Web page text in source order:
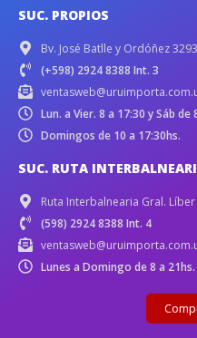
SUC. PROPIOS
Bv. José Batlle y Ordóñez
(+598) 2924 8388 Int. 3
Lun. a Vier. 8 a 17:30 y Sáb de
Domingos de 10 a 17:30hs.
SUC. RUTA
Ruta Interbalnearia Gral.
(598) 2924 8388 Int. 4
Lunes a Domingo de 8 a 21hs.